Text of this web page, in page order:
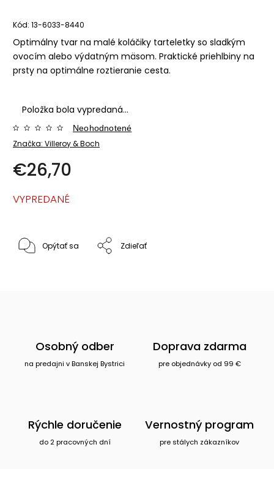
Kód: 13-6033-8440
Optimálny tvar na malé koláčiky tarteletky so sladkým
ovocím alebo výdatným mäsom. Praktické priehlbiny na
prsty na optimálne roztieranie cesta.
Položka bola vypredaná…
Značka: Villeroy & Boch
Neohodnotené
€26,70
VYPREDANÉ
Opýtať sa Zdieľať
Osobný odber
na predajni v Banskej Bystrici
Doprava zdarma
pre objednávky od 99 €
Rýchle doručenie
do 2 pracovných dní
Vernostný program
pre stálych zákazníkov